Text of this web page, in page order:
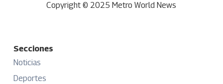
Copyright © 2025 Metro World News
Secciones
Noticias
Deportes